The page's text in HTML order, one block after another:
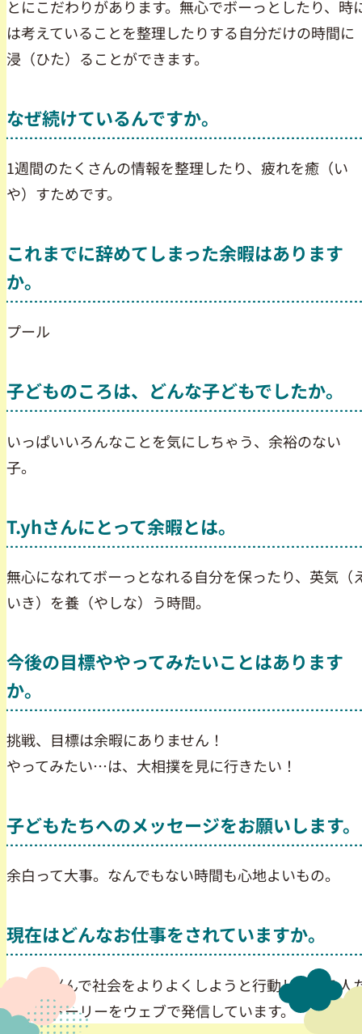
とにこだわりがあります。無心でボーっとしたり、時
は考えていることを整理したりする自分だけの時間に
浸（ひた）ることができます。
なぜ続けているんですか。
1週間のたくさんの情報を整理したり、疲れを癒（い
や）すためです。
これまでに辞めてしまった余暇はあります
か。
プール
子どものころは、どんな子どもでしたか。
いっぱいいろんなことを気にしちゃう、余裕のない
子。
T.yhさんにとって余暇とは。
無心になれてボーっとなれる自分を保ったり、英気（
いき）を養（やしな）う時間。
今後の目標ややってみたいことはあります
か。
挑戦、目標は余暇にありません！
やってみたい…は、大相撲を見に行きたい！
子どもたちへのメッセージをお願いします。
余白って大事。なんでもない時間も心地よいもの。
現在はどんなお仕事をされていますか。
悩んで悩んで社会をよりよくしようと行動している人
ちのストーリーをウェブで発信しています。